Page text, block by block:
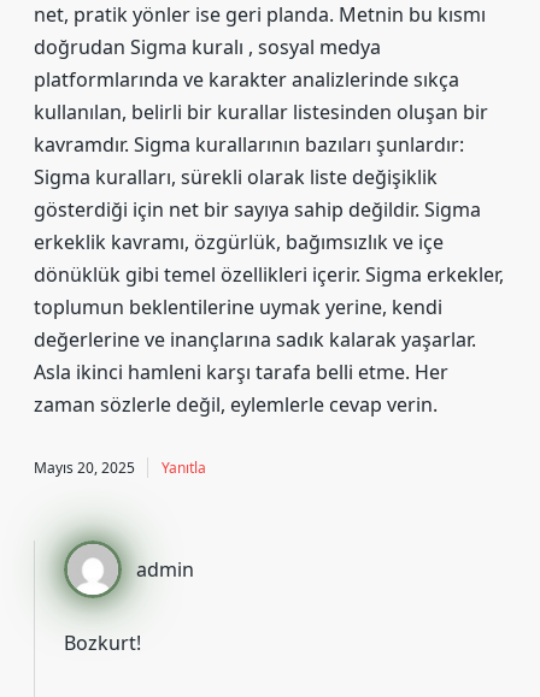
net, pratik yönler ise geri planda. Metnin bu kısmı
doğrudan Sigma kuralı , sosyal medya
platformlarında ve karakter analizlerinde sıkça
kullanılan, belirli bir kurallar listesinden oluşan bir
kavramdır. Sigma kurallarının bazıları şunlardır:
Sigma kuralları, sürekli olarak liste değişiklik
gösterdiği için net bir sayıya sahip değildir. Sigma
erkeklik kavramı, özgürlük, bağımsızlık ve içe
dönüklük gibi temel özellikleri içerir. Sigma erkekler,
toplumun beklentilerine uymak yerine, kendi
değerlerine ve inançlarına sadık kalarak yaşarlar.
Asla ikinci hamleni karşı tarafa belli etme. Her
zaman sözlerle değil, eylemlerle cevap verin.
Mayıs 20, 2025 Yanıtla
admin
Bozkurt!